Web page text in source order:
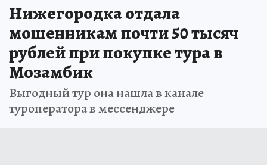
Нижегородка отдала
мошенникам почти 50 тысяч
рублей при покупке тура в
Мозамбик
Выгодный тур она нашла в канале
туроператора в мессенджере